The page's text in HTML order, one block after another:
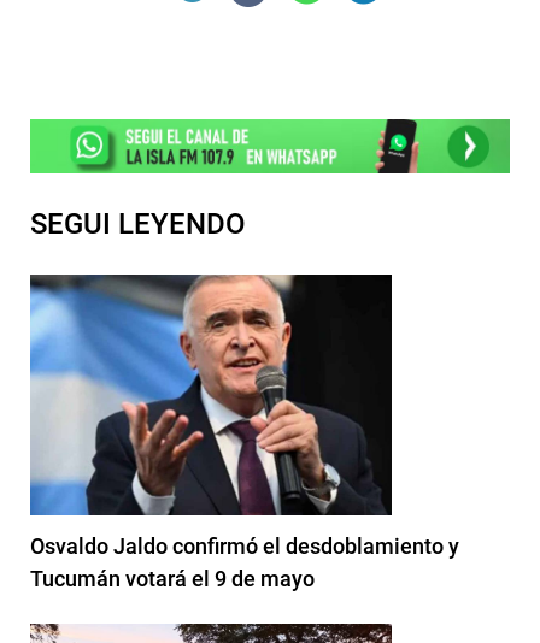
SEGUI LEYENDO
Osvaldo Jaldo confirmó el desdoblamiento y
Tucumán votará el 9 de mayo